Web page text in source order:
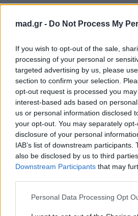
mad.gr - Do Not Process My
If you wish to opt-out of the sale,
processing of your personal or
targeted advertising by us, please
section to confirm your selection.
opt-out request is processed you
interest-based ads based on
us or personal information disclosed
your opt-out. You may separately
disclosure of your personal
IAB’s list of downstream participants.
also be disclosed by us to third
Downstream Participants that may
Personal Data Processing Opt
Οι Metallica ακολούθησαν
και με το «The Ecstasy of
ήδη χαρακτηριστεί ως το
τελευταίων ετών. Ένα
διεθνών προδιαγραφών.
τεχνολογίας, ένας ήχος-
δεν άφησε κανέναν
εντυπωσιακό στοιχείο της
χωρίς αμφιβολίαη θρυλική
περιοδείας M72 World Tour,
πρώτη φορά στη χώρα μας. Με
the-round» σκηνήτο κοινό
απολαύσει το show από κάθε